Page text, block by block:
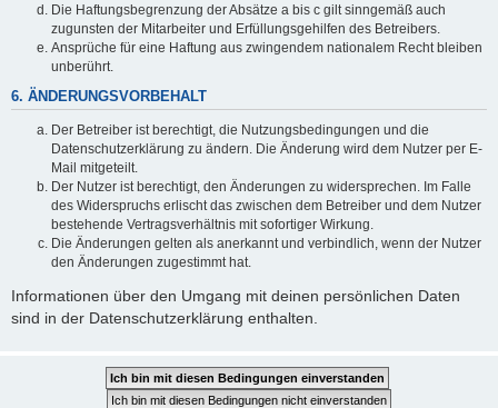
Die Haftungsbegrenzung der Absätze a bis c gilt sinngemäß auch
zugunsten der Mitarbeiter und Erfüllungsgehilfen des Betreibers.
Ansprüche für eine Haftung aus zwingendem nationalem Recht bleiben
unberührt.
6. ÄNDERUNGSVORBEHALT
Der Betreiber ist berechtigt, die Nutzungsbedingungen und die
Datenschutzerklärung zu ändern. Die Änderung wird dem Nutzer per E-
Mail mitgeteilt.
Der Nutzer ist berechtigt, den Änderungen zu widersprechen. Im Falle
des Widerspruchs erlischt das zwischen dem Betreiber und dem Nutzer
bestehende Vertragsverhältnis mit sofortiger Wirkung.
Die Änderungen gelten als anerkannt und verbindlich, wenn der Nutzer
den Änderungen zugestimmt hat.
Informationen über den Umgang mit deinen persönlichen Daten
sind in der Datenschutzerklärung enthalten.